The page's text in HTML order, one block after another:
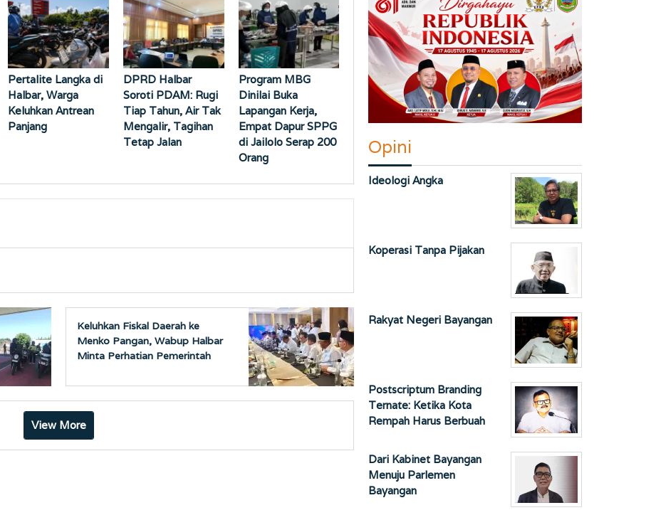
Pertalite Langka di
Halbar, Warga
Keluhkan Antrean
Panjang
DPRD Halbar
Soroti PDAM: Rugi
Tiap Tahun, Air Tak
Mengalir, Tagihan
Tetap Jalan
Program MBG
Dinilai Buka
Lapangan Kerja,
Empat Dapur SPPG
di Jailolo Serap 200
Orang
Keluhkan Fiskal Daerah ke
Menko Pangan, Wabup Halbar
Minta Perhatian Pemerintah
View More
Opini
Ideologi Angka
Koperasi Tanpa Pijakan
Rakyat Negeri Bayangan
Postscriptum Branding
Ternate: Ketika Kota
Rempah Harus Berbuah
Dari Kabinet Bayangan
Menuju Parlemen
Bayangan